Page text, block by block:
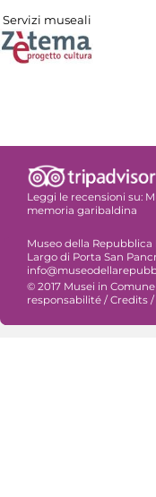
Servizi museali
Leggi le recensioni su:
memoria garibaldina
Museo della
Largo di Porta San
© 2017 Musei in Comune
responsabilité / Credits /